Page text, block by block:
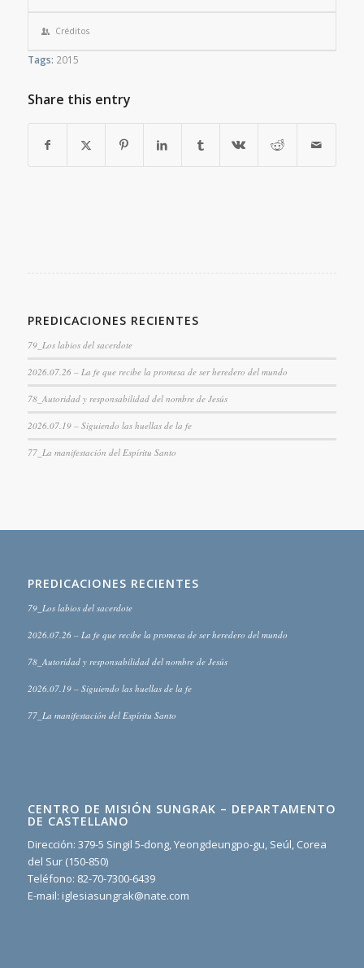
Créditos
Tags: 2015
Share this entry
PREDICACIONES RECIENTES
79_Los labios del sacerdote
2026.07.26 – La fe que recibe la promesa de ser heredero del mundo
78_Autoridad y responsabilidad del nombre de Jesús
2026.07.19 – Siguiendo las huellas de la fe
77_La manifestación del Espíritu Santo
PREDICACIONES RECIENTES
79_Los labios del sacerdote
2026.07.26 – La fe que recibe la promesa de ser heredero del mundo
78_Autoridad y responsabilidad del nombre de Jesús
2026.07.19 – Siguiendo las huellas de la fe
77_La manifestación del Espíritu Santo
CENTRO DE MISIÓN SUNGRAK – DEPARTAMENTO
DE CASTELLANO
Dirección: 379-5 Singil 5-dong, Yeongdeungpo-gu, Seúl, Corea
del Sur (150-850)
Teléfono: 82-70-7300-6439
E-mail: iglesiasungrak@nate.com